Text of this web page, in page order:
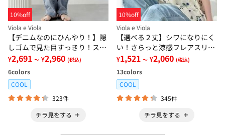
10%off
Viola e Viola
【デニムなのにひんやり！】隠
しゴムで見た目すっきり！スト
レッチ楽ちんデニム
¥2,691 ～ ¥2,960 (税込)
6colors
COOL
323件
チラ見をする
10%off
Viola e Viola
【選べる２丈】シワになりにく
い！さらっと涼感フレアスリー
ブブラウス
¥1,521 ～ ¥2,060 (税込)
13colors
COOL
345件
チラ見をする